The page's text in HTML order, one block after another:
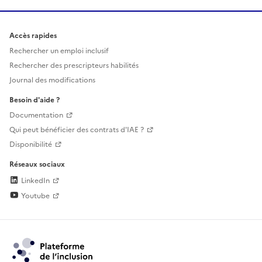
Accès rapides
Rechercher un emploi inclusif
Rechercher des prescripteurs habilités
Journal des modifications
Besoin d'aide ?
Documentation
Qui peut bénéficier des contrats d'IAE ?
Disponibilité
Réseaux sociaux
LinkedIn
Youtube